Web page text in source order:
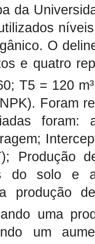
da
O
e quatro
T5 = 120
Foram
foram:
Produção
do solo e
produção
uma
um